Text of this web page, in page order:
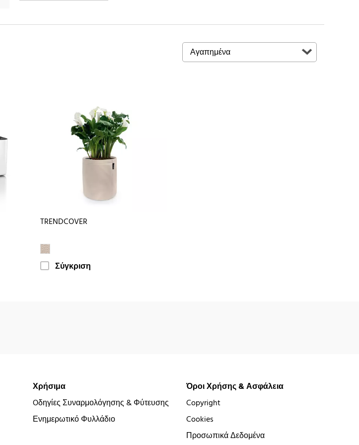
TRENDCOVER
Σύγκριση
Χρήσιμα
Oδηγίες Συναρμολόγησης & Φύτευσης
Ενημερωτικό Φυλλάδιο
Όροι Χρήσης & Ασφάλεια
Copyright
Cookies
Προσωπικά Δεδομένα